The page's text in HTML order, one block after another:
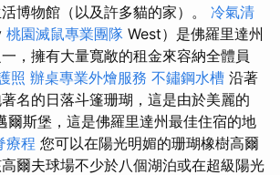
博物館（以及許多貓的家）。 冷氣清
桃園滅鼠專業團隊 West）是佛羅里達州
，擁有大量寬敞的租金來容納全體員
照 辦桌專業外燴服務 不鏽鋼水槽 沿著
名的日落斗篷珊瑚，這是由於美麗的
爾斯堡，這是佛羅里達州最佳住宿的地
療程 您可以在陽光明媚的珊瑚橡樹高爾
爾夫球場不少於八個湖泊或在超級陽光